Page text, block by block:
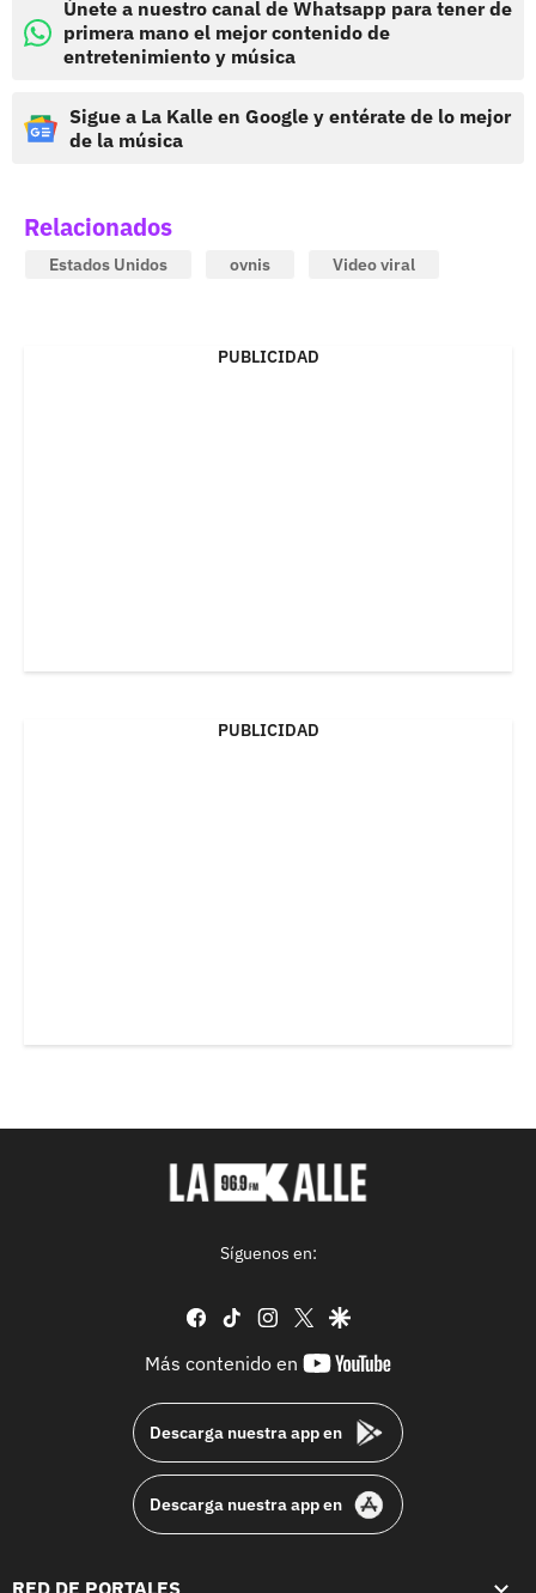
Únete a nuestro canal de Whatsapp para tener de
primera mano el mejor contenido de
entretenimiento y música
Sigue a La Kalle en Google y entérate de lo mejor
de la música
Relacionados
Estados Unidos ovnis Video viral
PUBLICIDAD
PUBLICIDAD
Síguenos en:
facebook
tiktok instagram
twittergoogle
Más contenido en
youtube-
Descarga nuestra app en
Descarga nuestra app en